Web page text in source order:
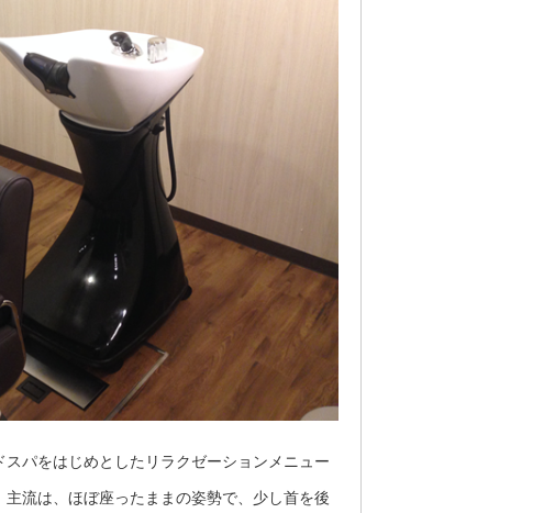
パをはじめとしたリラクゼーションメニュー
流は、ほぼ座ったままの姿勢で、少し首を後